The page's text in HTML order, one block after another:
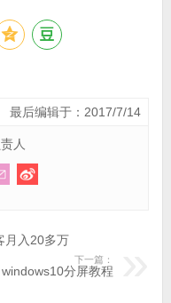
最后编辑于：2017/7/14
人
月入20多万
下一篇：
分屏教程